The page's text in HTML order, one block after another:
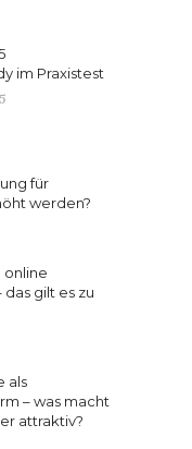
im Praxistest
für
werden?
online
gilt es zu
als
– was macht
attraktiv?